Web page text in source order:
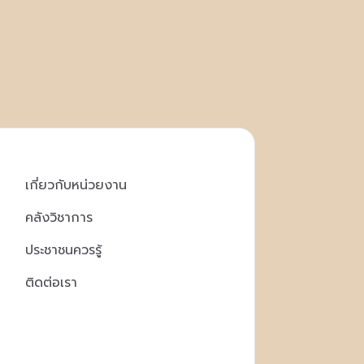
เกี่ยวกับหน่วยงาน
คลังวิชาการ
ประชาชนควรรู้
ติดต่อเรา